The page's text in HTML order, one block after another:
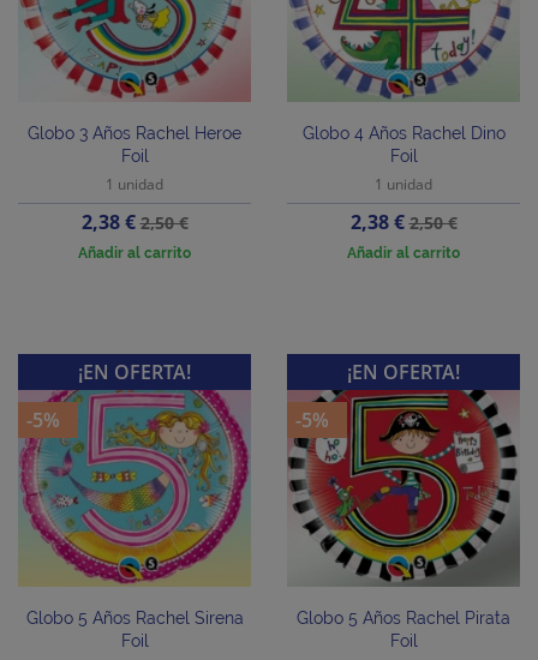
Globo 3 Años Rachel Heroe
Foil
1 unidad
Precio
2,38 €Precio
base
2,50 €
Añadir al carrito
Globo 4 Años Rachel Dino
Foil
1 unidad
Precio
2,38 €Precio
base
2,50 €
Añadir al carrito
Globo 5 Años Rachel Sirena
Foil
¡EN OFERTA!
-5%
Globo 5 Años Rachel Pirata
Foil
¡EN OFERTA!
-5%